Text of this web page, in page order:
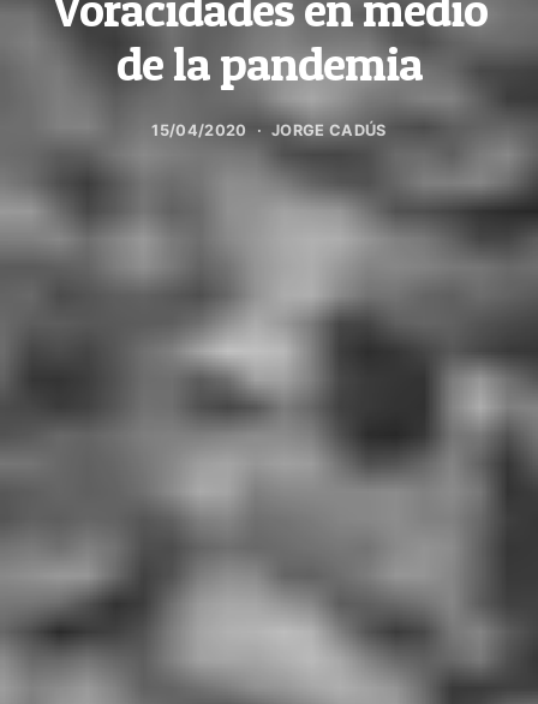
de la pandemia
15/04/2020 JORGE CADÚS